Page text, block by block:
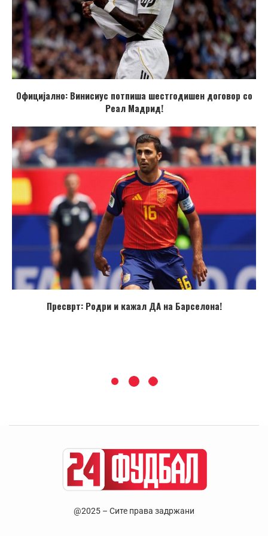
Официјално: Винисиус потпиша шестгодишен договор со
Реал Мадрид!
Пресврт: Родри и кажал ДА на Барселона!
@2025 – Сите права задржани